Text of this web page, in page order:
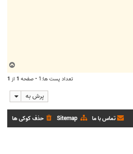
ا
تعداد پست ها:1 • صفحه 1 از 1
پرش به
حذف کوکی ها Sitemap تماس با ما